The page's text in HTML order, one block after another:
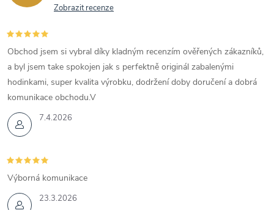
Zobrazit recenze
7.4.2026
Obchod jsem si vybral díky kladným recenzím ověřených zákazníků,
a byl jsem take spokojen jak s perfektně originál zabalenými
hodinkami, super kvalita výrobku, dodržení doby doručení a dobrá
komunikace obchodu.V
23.3.2026
Výborná komunikace